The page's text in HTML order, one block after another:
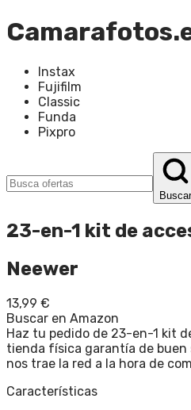
Instax
Fujifilm
Classic
Funda
Pixpro
Buscar
23-en-1 kit de
Neewer
13,99 €
Buscar en Amazon
Haz tu pedido de 23-en-1 kit
tienda física garantía de buen
nos trae la red a la hora de
Características